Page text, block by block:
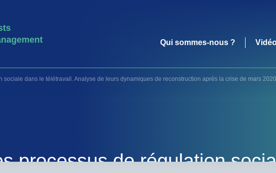
Qui sommes-nous ?
sociale dans le télétravail. Analyse de leurs dynamiques de reconstruction après la crise de mars 2020
processus de régulation